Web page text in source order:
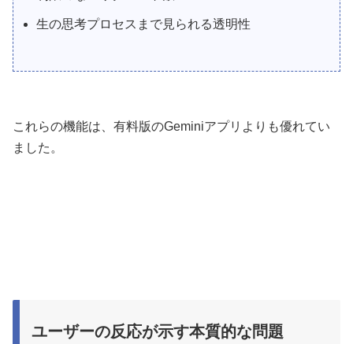
生の思考プロセスまで見られる透明性
これらの機能は、有料版のGeminiアプリよりも優れてい
ました。
ユーザーの反応が示す本質的な問題